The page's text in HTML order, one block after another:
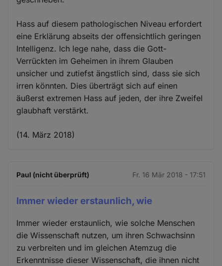
Hass auf diesem pathologischen Niveau erfordert
eine Erklärung abseits der offensichtlich geringen
Intelligenz. Ich lege nahe, dass die Gott-
Verrückten im Geheimen in ihrem Glauben
unsicher und zutiefst ängstlich sind, dass sie sich
irren könnten. Dies überträgt sich auf einen
äußerst extremen Hass auf jeden, der ihre Zweifel
glaubhaft verstärkt.​
(14. März 2018)
Paul (nicht überprüft) Fr. 16 Mär 2018 - 17:51
Immer wieder erstaunlich, wie
Immer wieder erstaunlich, wie solche Menschen
die Wissenschaft nutzen, um ihren Schwachsinn
zu verbreiten und im gleichen Atemzug die
Erkenntnisse dieser Wissenschaft, die ihnen nicht